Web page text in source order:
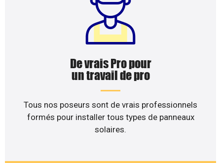
De vrais Pro pour
un travail de pro
Tous nos poseurs sont de vrais professionnels
formés pour installer tous types de panneaux
solaires.